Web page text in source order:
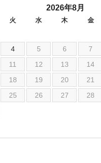
2026年8月
火 水 木 金
4 5 6 7
11 12 13 14
18 19 20 21
25 26 27 28